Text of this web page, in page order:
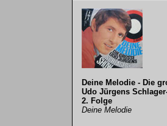
Deine Melodie - Die
Udo Jürgens
2. Folge
Deine Melodie